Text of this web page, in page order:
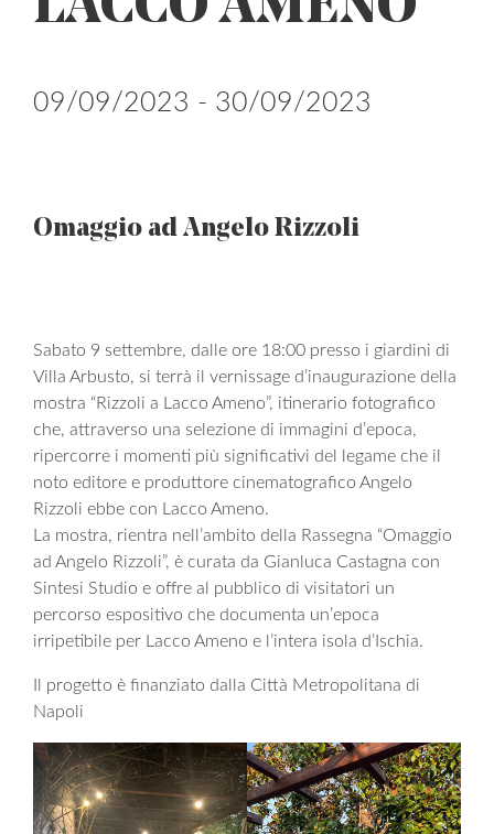
09/09/2023 - 30/09/2023
Omaggio ad Angelo Rizzoli
Sabato 9 settembre, dalle ore 18:00 presso i giardini di
Villa Arbusto, si terrà il vernissage d’inaugurazione della
mostra “Rizzoli a Lacco Ameno”, itinerario fotografico
che, attraverso una selezione di immagini d’epoca,
ripercorre i momenti più significativi del legame che il
noto editore e produttore cinematografico Angelo
Rizzoli ebbe con Lacco Ameno.
La mostra, rientra nell’ambito della Rassegna “Omaggio
ad Angelo Rizzoli”, è curata da Gianluca Castagna con
Sintesi Studio e offre al pubblico di visitatori un
percorso espositivo che documenta un’epoca
irripetibile per Lacco Ameno e l’intera isola d’Ischia.
Il progetto è finanziato dalla Città Metropolitana di
Napoli